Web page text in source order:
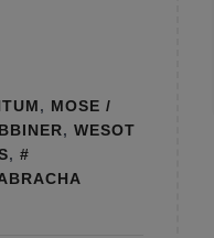
, MOSE /
, WESOT
,